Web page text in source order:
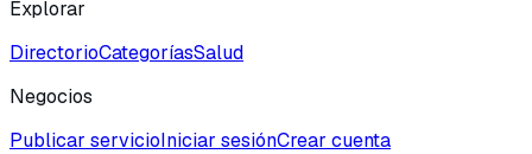
Explorar
DirectorioCategoríasSalud
Negocios
Publicar servicioIniciar sesiónCrear cuenta